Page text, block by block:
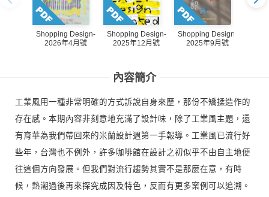
Shopping Design-
2026年4月號
Shopping Design-
2025年12月號
Shopping Design-
2025年9月號
內容簡介
工業風用一種非常明確的方式訴說自身來歷，那份不矯揉造作的
存在感。本期內容非刻意地充滿了設計味，除了工業風主題，還
有育華為我們帶回來的米蘭設計週第一手報導。工業風已流行好
些年，台灣也不例外，許多咖啡館在設計之初似乎不由自主地便
往這個方向發展。但我們對流行趨勢其實不是那麼在意，有時
候，熱潮過後再來探究成因及特色，反而有更多案例可以追溯。